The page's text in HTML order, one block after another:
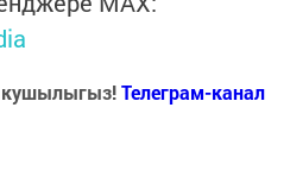
кушылыгыз!Телеграм-канал